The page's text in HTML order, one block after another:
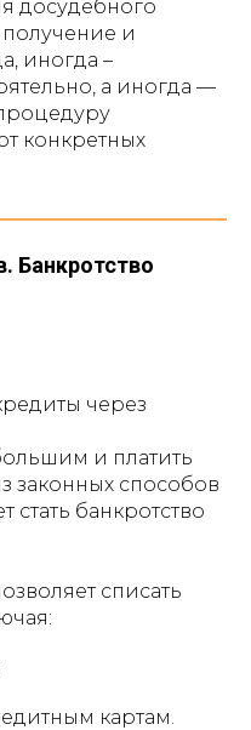
досудебного
и
иногда –
а иногда —
конкретных
Банкротство
через
и платить
законных способов
банкротство
списать
картам.